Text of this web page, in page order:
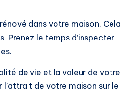
dans votre maison. Cela
Prenez le temps d’inspecter
de vie et la valeur de votre
de votre maison sur le